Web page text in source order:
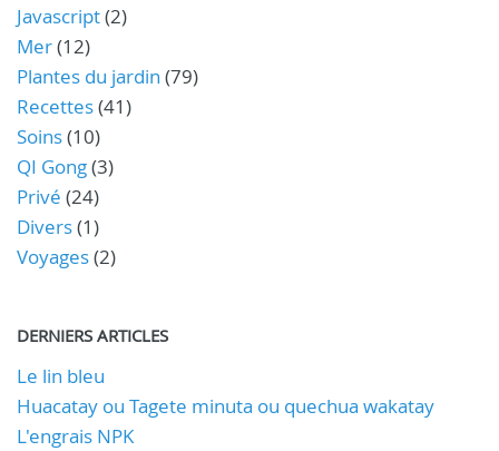
Javascript(2)
Mer(12)
Plantes du jardin (79)
Recettes(41)
Soins(10)
QI Gong(3)
Privé (24)
Divers(1)
Voyages(2)
DERNIERS ARTICLES
Le lin bleu
Huacatay ou Tagete minuta ou quechua wakatay
L'engrais NPK